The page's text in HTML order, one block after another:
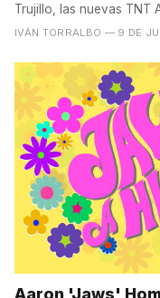
Trujillo, las nuevas TNT
IVÁN TORRALBO — 9 DE
Aaron 'Jaws'